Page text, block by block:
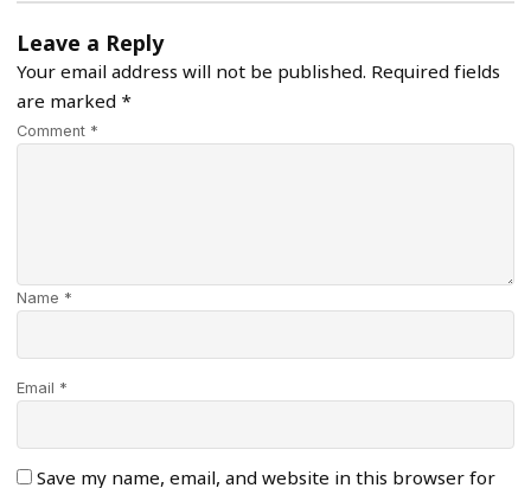
Leave a Reply
Your email address will not be published. Required fields
are marked *
Comment *
Name *
Email *
Save my name, email, and website in this browser for